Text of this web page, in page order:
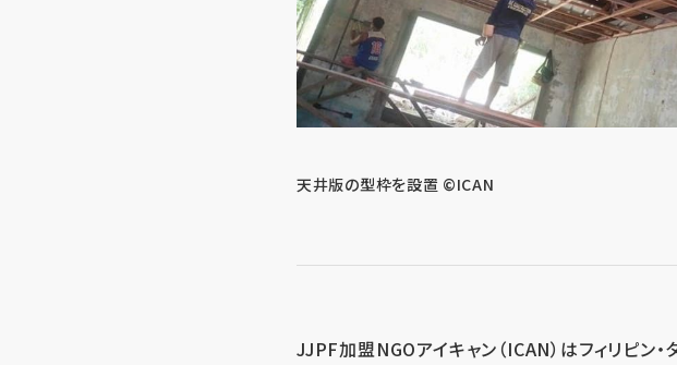
天井版の型枠を設置 ©ICAN
JJPF加盟NGOアイキャン（ICAN）はフィリピ